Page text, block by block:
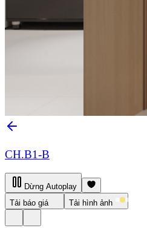
CH.B1-B
Dừng Autoplay
Tải báo giá
Tải hình ảnh